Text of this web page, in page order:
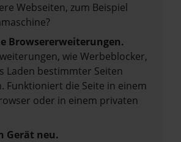
Webseiten, zum Beispiel
Browsererweiterungen.
wie Werbeblocker,
Laden bestimmter Seiten
Funktioniert die Seite in einem
oder in einem privaten
Gerät neu.